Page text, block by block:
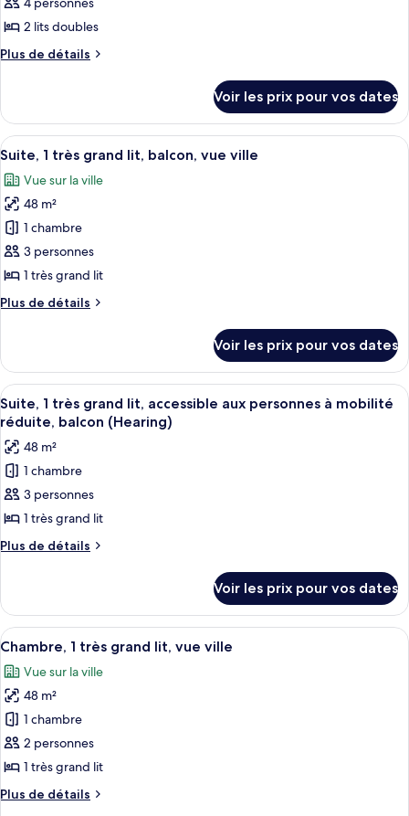
ville
type
chambre :
chambre,
vue
ville
(2
Double
Beds)
2 lits doubles
Plus de détails
Plus
le
type
de
Suite,
chambre,
vue
ville
(2
Double
Beds)
Voir les prix pour vos dates
Afficher
toutes
les
photos
pour
ce
type
chambre :
très
grand
lit,
balcon,
vue
ville
Une chambre d’hôtel avec un lit,
8
Suite, 1 très grand lit, balcon, vue ville
Vue sur la ville
48 m²
1 chambre
3 personnes
1 très grand lit
Plus de détails
Plus
le
type
de
chambre
très
grand
lit,
balcon,
ville
Voir les prix pour vos dates
Afficher
toutes
les
photos
pour
ce
type
de
1
très
grand
lit,
accessible
aux
personnes
à
mobilité
réduite,
Une chambre d’hôtel avec un
5
Suite, 1 très grand lit, accessible aux personnes à mobilité
réduite, balcon (Hearing)
48 m²
1 chambre
3 personnes
1 très grand lit
Plus de détails
Plus
le
type
de
Suite,
très
grand
lit,
accessible
aux
personnes
Voir les prix pour vos dates
Afficher
toutes
les
photos
pour
ce
type
chambre :
Une chambre d’hôtel avec un lit,
7
Chambre, 1 très grand lit, vue ville
Vue sur la ville
48 m²
1 chambre
2 personnes
1 très grand lit
Plus de détails
Plus